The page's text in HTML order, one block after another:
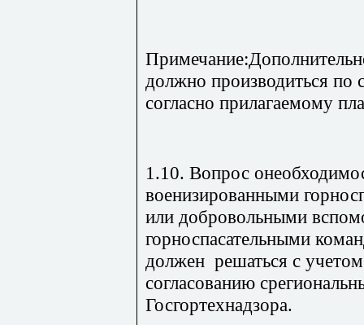
должно производиться по
согласно прилагаемому
1.10. Вопрос
военизированными
или добровольными
горноспасательными
должен решаться с
согласованию
Госгортехнадзора.